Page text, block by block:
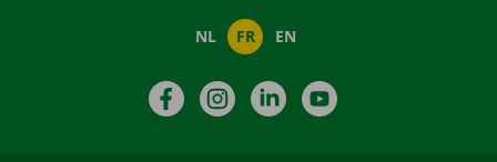
NL FR EN
FacebookInstagramLinkedIn